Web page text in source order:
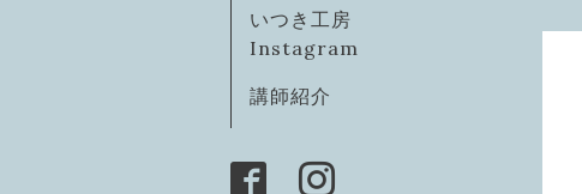
いつき工房
Instagram
講師紹介